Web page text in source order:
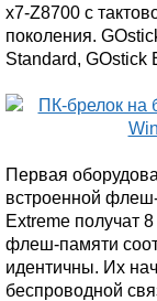
x7-Z8700 с
поколения.
Standard, GOstick
Первая
встроенной
Extreme получат
флеш-памяти
идентичны. Их
беспроводной